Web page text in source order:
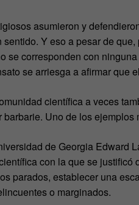
asumieron y
Y eso a pesar de
se corresponden con
se arriesga a afirmar que
científica a veces
Uno de los
de Georgia Edward
con la que se
parados, establecer una
o marginados.